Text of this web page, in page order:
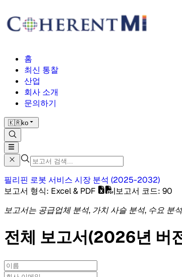
홈
최신 통찰
산업
회사 소개
문의하기
🇰🇷ko
필리핀 로봇 서비스 시장 분석 (2025-2032)
보고서 형식: Excel & PDF |보고서 코드: 90
보고서는 공급업체 분석, 가치 사슬 분석, 수요 분
전체 보고서(2026년 버